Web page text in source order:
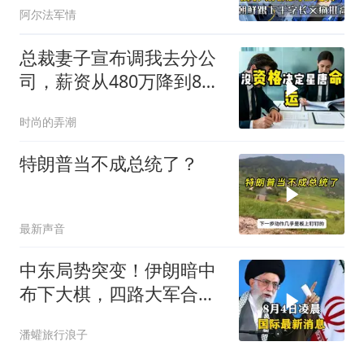
阿尔法军情
总裁妻子宣布调我去分公
司，薪资从480万降到8
时尚的弄潮
特朗普当不成总统了？
最新声音
中东局势突变！伊朗暗中
布下大棋，四路大军合
潘蠸旅行浪子